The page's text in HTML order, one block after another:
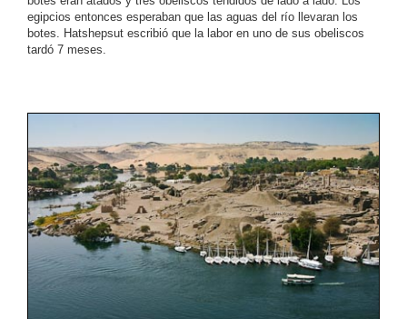
egipcios entonces esperaban que las aguas del río llevaran los
botes. Hatshepsut escribió que la labor en uno de sus obeliscos
tardó 7 meses.